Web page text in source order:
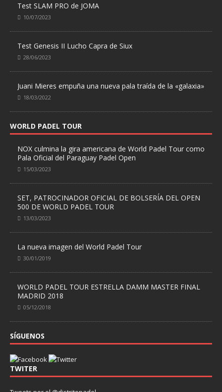
Test SLAM PRO de JOMA
10/07/2023
Test Genesis II Lucho Capra de Siux
28/06/2023
Juani Mieres empuña una nueva pala traída de la «galaxia»
18/03/2022
WORLD PADEL TOUR
NOX culmina la gira americana de World Padel Tour como
Pala Oficial del Paraguay Padel Open
15/03/2023
SET, PATROCINADOR OFICIAL DE BOLSERÍA DEL OPEN
500 DE WORLD PADEL TOUR
13/03/2023
La nueva imagen del World Padel Tour
30/01/2019
WORLD PADEL TOUR ESTRELLA DAMM MASTER FINAL
MADRID 2018
05/12/2018
SÍGUENOS
TWITER